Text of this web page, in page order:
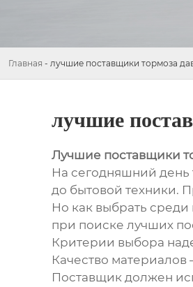
Главная - лучшие поставщики тормоза
лучшие
Лучшие поставщики
На сегодняшний день
до бытовой техники.
Но как выбрать
при поиске лучших
Критерии выбора
Качество материалов
Поставщик должен